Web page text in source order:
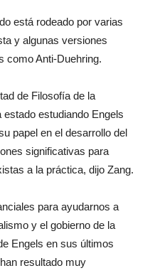
está rodeado por varias
y algunas versiones
como Anti-Duehring.
de Filosofía de la
estudiando Engels
papel en el desarrollo del
significativas para
a la práctica, dijo Zang.
para ayudarnos a
y el gobierno de la
Engels en sus últimos
resultado muy